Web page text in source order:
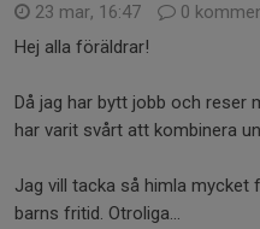
23 mar, 16:47
0
Hej alla föräldrar!
Då jag har bytt jobb och reser
har varit svårt att kombinera
Jag vill tacka så himla
barns fritid. Otroliga...